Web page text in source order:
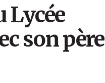
Lycée
son père